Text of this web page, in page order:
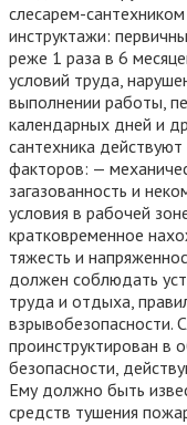
слесарем-
инструктажи:
реже 1 раза в 6
условий труда,
выполнении работы,
календарных дней и
сантехника
факторов: —
загазованность и
условия в рабочей
кратковременное
тяжесть и
должен соблюдать
труда и отдыха,
взрывобезопасности.
проинструктирован в
безопасности,
Ему должно быть
средств тушения